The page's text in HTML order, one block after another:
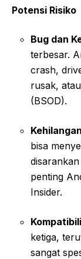
Potensi Risiko
Bug dan
terbesar.
crash,
rusak,
(BSOD).
bisa
penting
Insider.
ketiga,
sangat